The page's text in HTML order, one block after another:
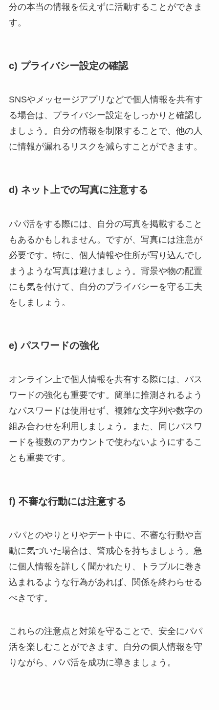
分の本当の情報を伝えずに活動することができま
す。
c) プライバシー設定の確認
SNSやメッセージアプリなどで個人情報を共有す
る場合は、プライバシー設定をしっかりと確認し
ましょう。自分の情報を制限することで、他の人
に情報が漏れるリスクを減らすことができます。
d) ネット上での写真に注意する
パパ活をする際には、自分の写真を掲載すること
もあるかもしれません。ですが、写真には注意が
必要です。特に、個人情報や住所が写り込んでし
まうような写真は避けましょう。背景や物の配置
にも気を付けて、自分のプライバシーを守る工夫
をしましょう。
e) パスワードの強化
オンライン上で個人情報を共有する際には、パス
ワードの強化も重要です。簡単に推測されるよう
なパスワードは使用せず、複雑な文字列や数字の
組み合わせを利用しましょう。また、同じパスワ
ードを複数のアカウントで使わないようにするこ
とも重要です。
f) 不審な行動には注意する
パパとのやりとりやデート中に、不審な行動や言
動に気づいた場合は、警戒心を持ちましょう。急
に個人情報を詳しく聞かれたり、トラブルに巻き
込まれるような行為があれば、関係を終わらせる
べきです。
これらの注意点と対策を守ることで、安全にパパ
活を楽しむことができます。自分の個人情報を守
りながら、パパ活を成功に導きましょう。